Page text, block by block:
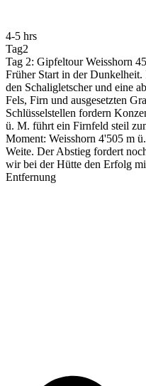
4-5 hrs
Tag2
Tag 2: Gipfeltour Weisshorn
Früher Start in der Dunkelheit.
den Schaligletscher und eine
Fels, Firn und ausgesetzten
Schlüsselstellen fordern
ü. M. führt ein Firnfeld steil
Moment: Weisshorn 4'505 m
Weite. Der Abstieg fordert
wir bei der Hütte den Erfolg
Entfernung